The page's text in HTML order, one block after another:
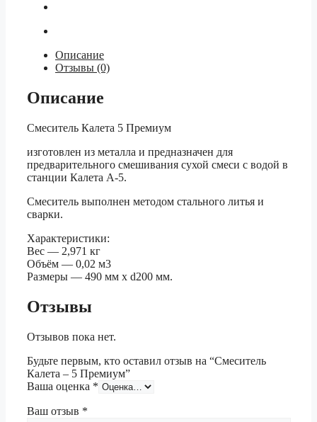
Описание
Отзывы (0)
Описание
Смеситель Калета 5 Премиум
изготовлен из металла и предназначен для
предварительного смешивания сухой смеси с водой в
станции Калета А-5.
Смеситель выполнен методом стального литья и
сварки.
Характеристики:
Вес — 2,971 кг
Объём — 0,02 м3
Размеры — 490 мм x d200 мм.
Отзывы
Отзывов пока нет.
Будьте первым, кто оставил отзыв на “Смеситель
Калета – 5 Премиум”
Ваша оценка *
Ваш отзыв *